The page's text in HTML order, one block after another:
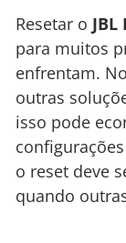
Resetar o
para muitos
enfrentam.
outras
isso pode
o reset deve
quando